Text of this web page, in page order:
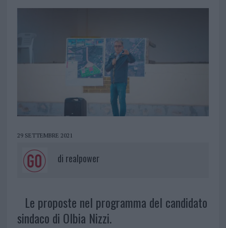
29 SETTEMBRE 2021
di realpower
Le proposte nel programma del candidato
sindaco di Olbia Nizzi.